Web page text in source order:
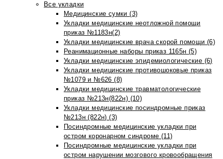
Все укладки
Медицинские сумки (3)
Укладки медицинские неотложной помощи
приказ №1183н(2)
Укладки медицинские врача скорой помощи (6)
Реанимационные наборы приказ 1165н (5)
Укладки медицинские эпидемиологические (6)
Укладки медицинские противошоковые приказ
№1079 и №626 (8)
Укладки медицинские травматологические
приказ №213н(822н) (10)
Укладки медицинские посиндромные приказ
№213н (822н) (3)
Посиндромные медицинские укладки при
остром коронарном синдроме (11)
Посиндромные медицинские укладки при
остром нарушении мозгового кровообращения